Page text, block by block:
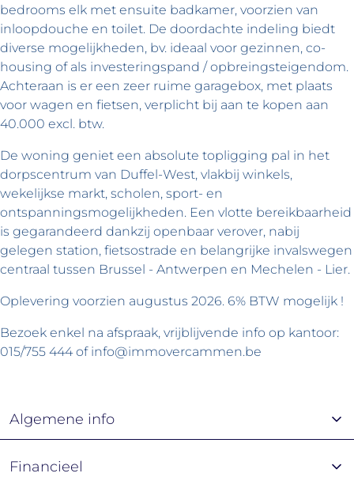
bedrooms elk met ensuite badkamer, voorzien van
inloopdouche en toilet. De doordachte indeling biedt
diverse mogelijkheden, bv. ideaal voor gezinnen, co-
housing of als investeringspand / opbreingsteigendom.
Achteraan is er een zeer ruime garagebox, met plaats
voor wagen en fietsen, verplicht bij aan te kopen aan
40.000 excl. btw.
De woning geniet een absolute topligging pal in het
dorpscentrum van Duffel-West, vlakbij winkels,
wekelijkse markt, scholen, sport- en
ontspanningsmogelijkheden. Een vlotte bereikbaarheid
is gegarandeerd dankzij openbaar verover, nabij
gelegen station, fietsostrade en belangrijke invalswegen
centraal tussen Brussel - Antwerpen en Mechelen - Lier.
Oplevering voorzien augustus 2026. 6% BTW mogelijk !
Bezoek enkel na afspraak, vrijblijvende info op kantoor:
015/755 444 of info@immovercammen.be
Algemene info
Financieel